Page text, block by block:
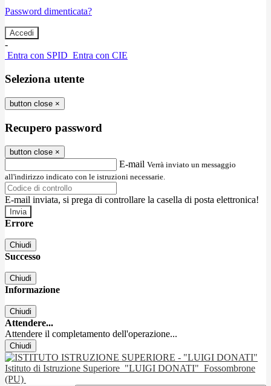
Password dimenticata?
-
Entra con SPID Entra con CIE
Seleziona utente
button close ×
Recupero password
button close ×
E-mail Verrà inviato un messaggio
all'indirizzo indicato con le istruzioni necessarie.
E-mail inviata, si prega di controllare la casella di posta elettronica!
Errore
Chiudi
Successo
Chiudi
Informazione
Chiudi
Attendere...
Attendere il completamento dell'operazione...
Chiudi
Istituto di Istruzione Superiore "LUIGI DONATI" Fossombrone
(PU)